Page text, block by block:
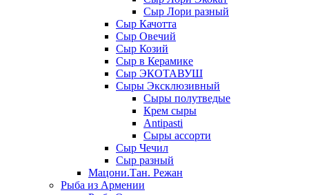
Сыр Лори разный
Сыр Качотта
Сыр Овечий
Сыр Козий
Сыр в Керамике
Сыр ЭКОТАВУШ
Сыры Эксклюзивный
Сыры полутведые
Крем сыры
Antipasti
Сыры ассорти
Сыр Чечил
Сыр разный
Мацони.Тан. Режан
Рыба из Армении